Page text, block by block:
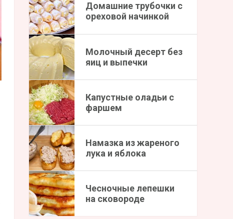
Домашние трубочки с
ореховой начинкой
Молочный десерт без
яиц и выпечки
Капустные оладьи с
фаршем
Намазка из жареного
лука и яблока
Чесночные лепешки
на сковороде